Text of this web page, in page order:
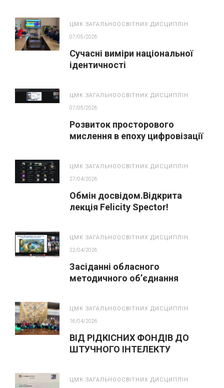
ЦМК ЗАГАЛЬНООСВІТНИХ ДИСЦИПЛІН
07/05/2026
Сучасні виміри національної
ідентичності
ЦМК ЗАГАЛЬНООСВІТНИХ ДИСЦИПЛІН
07/05/2026
Розвиток просторового
мислення в епоху цифровізації
ЦМК ЗАГАЛЬНООСВІТНИХ ДИСЦИПЛІН
27/04/2026
Обмін досвідом.Відкрита
лекція Felicity Spector!
ЦМК ЗАГАЛЬНООСВІТНИХ ДИСЦИПЛІН
22/04/2026
Засіданні обласного
методичного об’єднання
ЦМК ЗАГАЛЬНООСВІТНИХ ДИСЦИПЛІН
16/04/2026
ВІД РІДКІСНИХ ФОНДІВ ДО
ШТУЧНОГО ІНТЕЛЕКТУ
ЦМК ЗАГАЛЬНООСВІТНИХ ДИСЦИПЛІН